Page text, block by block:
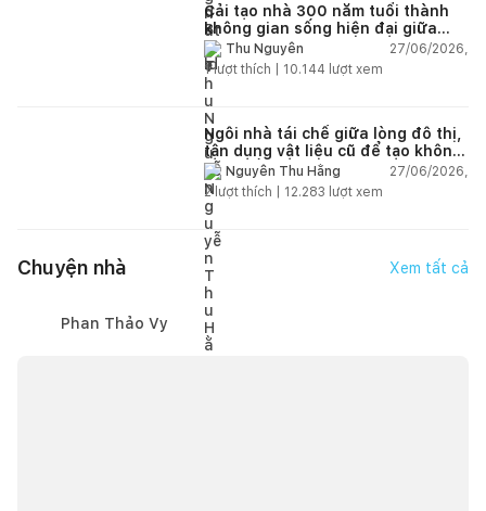
Cải tạo nhà 300 năm tuổi thành
không gian sống hiện đại giữa
thiên nhiên
Thu Nguyễn
27/06/2026,
1lượt thích | 10.144 lượt xem
Ngôi nhà tái chế giữa lòng đô thị,
tận dụng vật liệu cũ để tạo không
gian sống linh hoạt
Nguyễn Thu Hằng
27/06/2026,
2lượt thích | 12.283 lượt xem
Chuyện nhà Xem tất cả
Phan Thảo Vy